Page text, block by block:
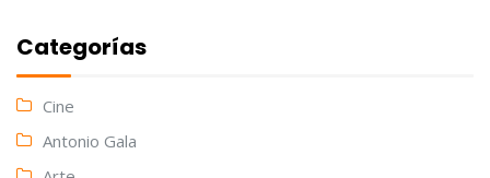
Categorías
Cine
Antonio Gala